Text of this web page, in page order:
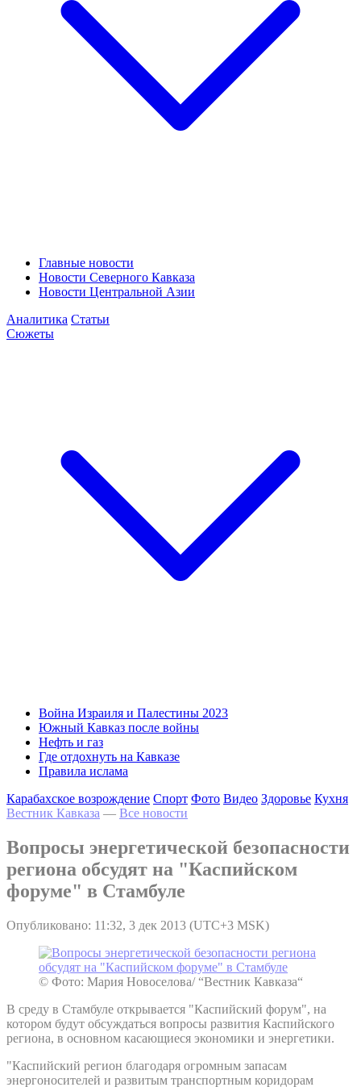
Главные новости
Новости Северного Кавказа
Новости Центральной Азии
Аналитика Статьи
Сюжеты
Война Израиля и Палестины 2023
Южный Кавказ после войны
Нефть и газ
Где отдохнуть на Кавказе
Правила ислама
Карабахское возрождение Спорт Фото Видео Здоровье Кухня
Вестник Кавказа — Все новости
Вопросы энергетической безопасности
региона обсудят на "Каспийском
форуме" в Стамбуле
Опубликовано: 11:32, 3 дек 2013 (UTC+3 MSK)
© Фото: Мария Новоселова/ “Вестник Кавказа“
В среду в Стамбуле открывается "Каспийский форум", на
котором будут обсуждаться вопросы развития Каспийского
региона, в основном касающиеся экономики и энергетики.
"Каспийский регион благодаря огромным запасам
энергоносителей и развитым транспортным коридорам